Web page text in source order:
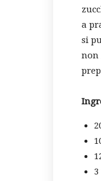
a
si
non